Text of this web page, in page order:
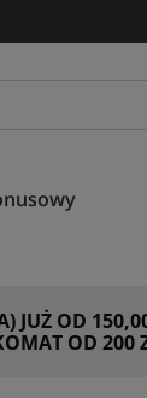
JUŻ OD
OD 200